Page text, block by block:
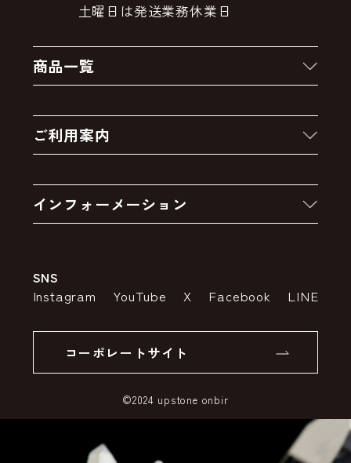
土曜日は発送業務休業日
商品一覧
クーポン
卸販売・大量注文
アウトレットセール
ご利用案内
お支払いについて
インフォーメーション
特定商取引法の表示
SSLサーバー証明書とは
SNS
Instagram YouTube X Facebook LINE
コーポレートサイト
©2024 upstone onbir